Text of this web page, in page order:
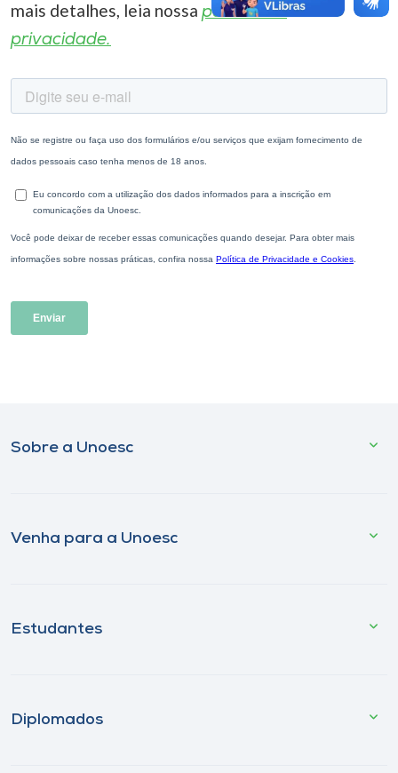
mais detalhes, leia nossa política de
privacidade.
Sobre a Unoesc
Venha para a Unoesc
Estudantes
Diplomados